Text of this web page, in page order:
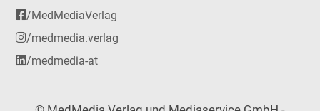
/MedMediaVerlag
/medmedia.verlag
/medmedia-at